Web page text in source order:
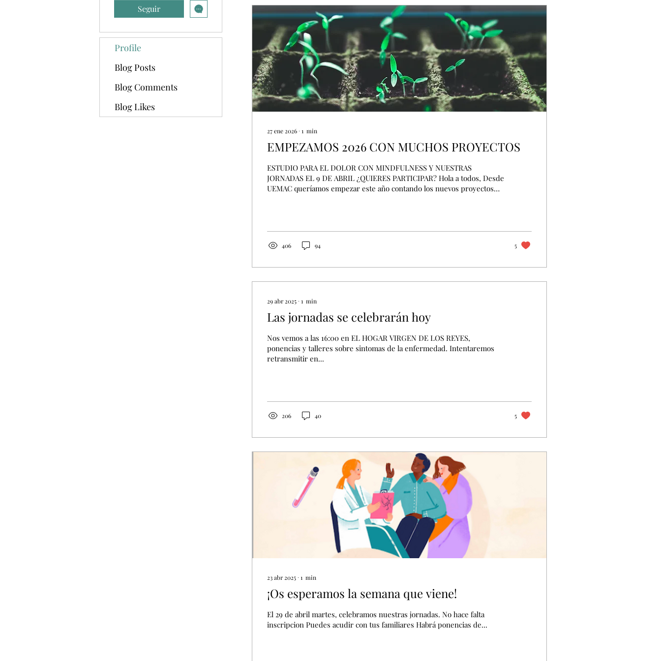
27 ene 2026 ∙ 1 min
EMPEZAMOS 2026 CON MUCHOS PROYECTOS
ESTUDIO PARA EL DOLOR CON MINDFULNESS Y NUESTRAS
JORNADAS EL 9 DE ABRIL ¿QUIERES PARTICIPAR? Hola a todos, Desde
UEMAC queríamos empezar este año contando los nuevos proyectos
como el año pasado seran híbridas, tendrán una parte de teoría sobre
actualizacion en EM (retransmitida online)...
406 94 5
29 abr 2025 ∙ 1 min
Las jornadas se celebrarán hoy
Nos vemos a las 16:00 en EL HOGAR VIRGEN DE LOS REYES,
ponencias y talleres sobre sintomas de la enfermedad. Intentaremos
retransmitir en...
206 40 5
23 abr 2025 ∙ 1 min
¡Os esperamos la semana que viene!
El 29 de abril martes, celebramos nuestras jornadas. No hace falta
inscripcion Puedes acudir con tus familiares Habrá ponencias de...
Seguir
Profile
Blog Posts
Blog Comments
Blog Likes